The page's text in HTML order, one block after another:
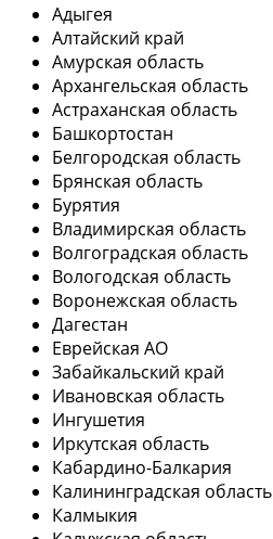
Адыгея
Алтайский край
Амурская область
Архангельская область
Астраханская область
Башкортостан
Белгородская область
Брянская область
Бурятия
Владимирская область
Волгоградская область
Вологодская область
Воронежская область
Дагестан
Еврейская АО
Забайкальский край
Ивановская область
Ингушетия
Иркутская область
Кабардино-Балкария
Калининградская область
Калмыкия